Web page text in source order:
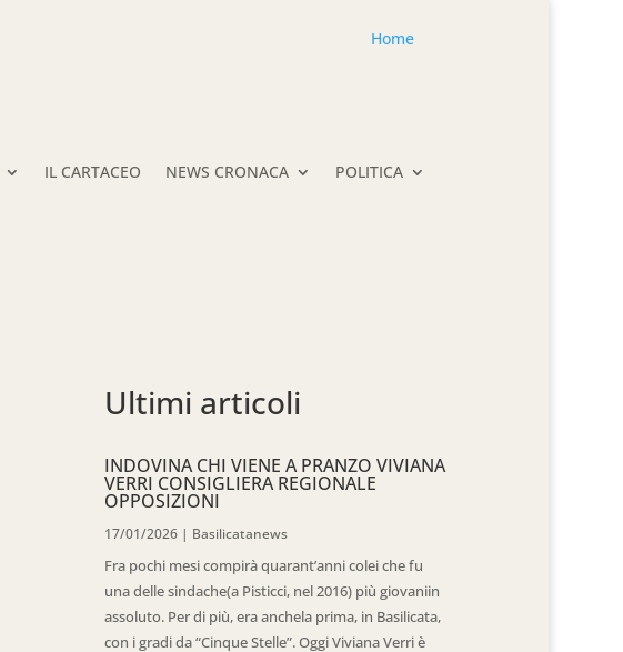
Home
IL CARTACEO NEWS CRONACA POLITICA
Ultimi articoli
INDOVINA CHI VIENE A PRANZO VIVIANA
VERRI CONSIGLIERA REGIONALE
OPPOSIZIONI
17/01/2026| Basilicatanews
Fra pochi mesi compirà quarant’anni colei che fu
una delle sindache(a Pisticci, nel 2016) più giovaniin
assoluto. Per di più, era anchela prima, in Basilicata,
con i gradi da “Cinque Stelle”. Oggi Viviana Verri è